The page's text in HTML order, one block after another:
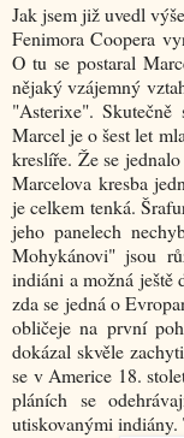
Jak jsem již uvedl
Fenimora Coopera
O tu se postaral
nějaký vzájemný
"Asterixe". Skutečně
Marcel je o šest let
kreslíře. Že se
Marcelova kresba
je celkem tenká.
jeho panelech
Mohykánovi" jsou
indiáni a možná ještě
zda se jedná o
obličeje na první
dokázal skvěle
se v Americe 18.
pláních se
utiskovanými indiány.